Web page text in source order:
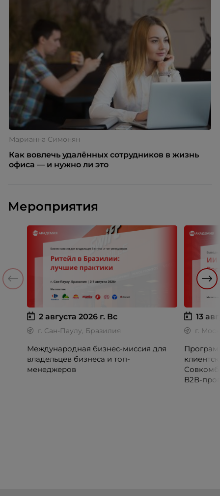
Марианна Симонян
Как вовлечь удалённых сотрудников в жизнь
офиса — и нужно ли это
Мероприятия
2 августа 2026 г. Вс
г. Сан-Паулу, Бразилия
Международная бизнес-миссия для
владельцев бизнеса и топ-
менеджеров
13
г.
B2B-